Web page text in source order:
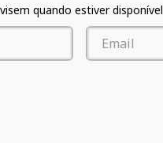
quando estiver disponível